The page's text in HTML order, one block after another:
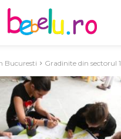
Bucuresti Gradinite din sectorul 1